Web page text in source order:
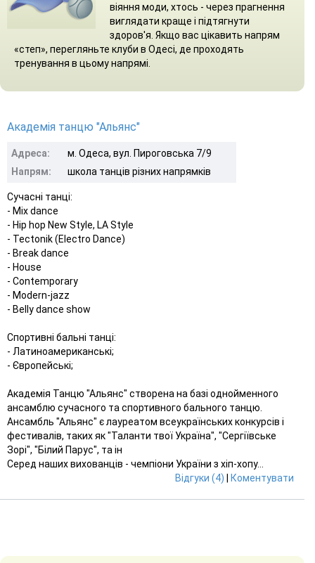
віяння моди, хтось - через прагнення
виглядати краще і підтягнути
здоров'я. Якщо вас цікавить напрям
«степ», перегляньте клуби в Одесі, де проходять
тренування в цьому напрямі.
Академія танцю "Альянс"
Адреса:
м. Одеса, вул. Пироговська 7/9
Напрям:
школа танців різних напрямків
Сучасні танці:
- Mix dance
- Hip hop New Style, LA Style
- Tectonik (Electro Dance)
- Break dance
- House
- Contemporary
- Modern-jazz
- Belly dance show
Спортивні бальні танці:
- Латиноамериканські;
- Європейські;
Академія Танцю "Альянс" створена на базі однойменного
ансамблю сучасного та спортивного бального танцю.
Ансамбль "Альянс" є лауреатом всеукраїнських конкурсів і
фестивалів, таких як "Таланти твої Україна", "Сергіївське
Зорі", "Білий Парус", та ін
Серед наших вихованців - чемпіони України з хіп-хопу...
Відгуки (4)
Коментувати